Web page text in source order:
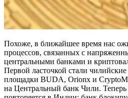
Похоже, в ближайшее время нас
процессов, связанных с
центральными банками и
Первой ласточкой стали
площадки BUDA, Orionx и
на Центральный банк Чили. Теперь